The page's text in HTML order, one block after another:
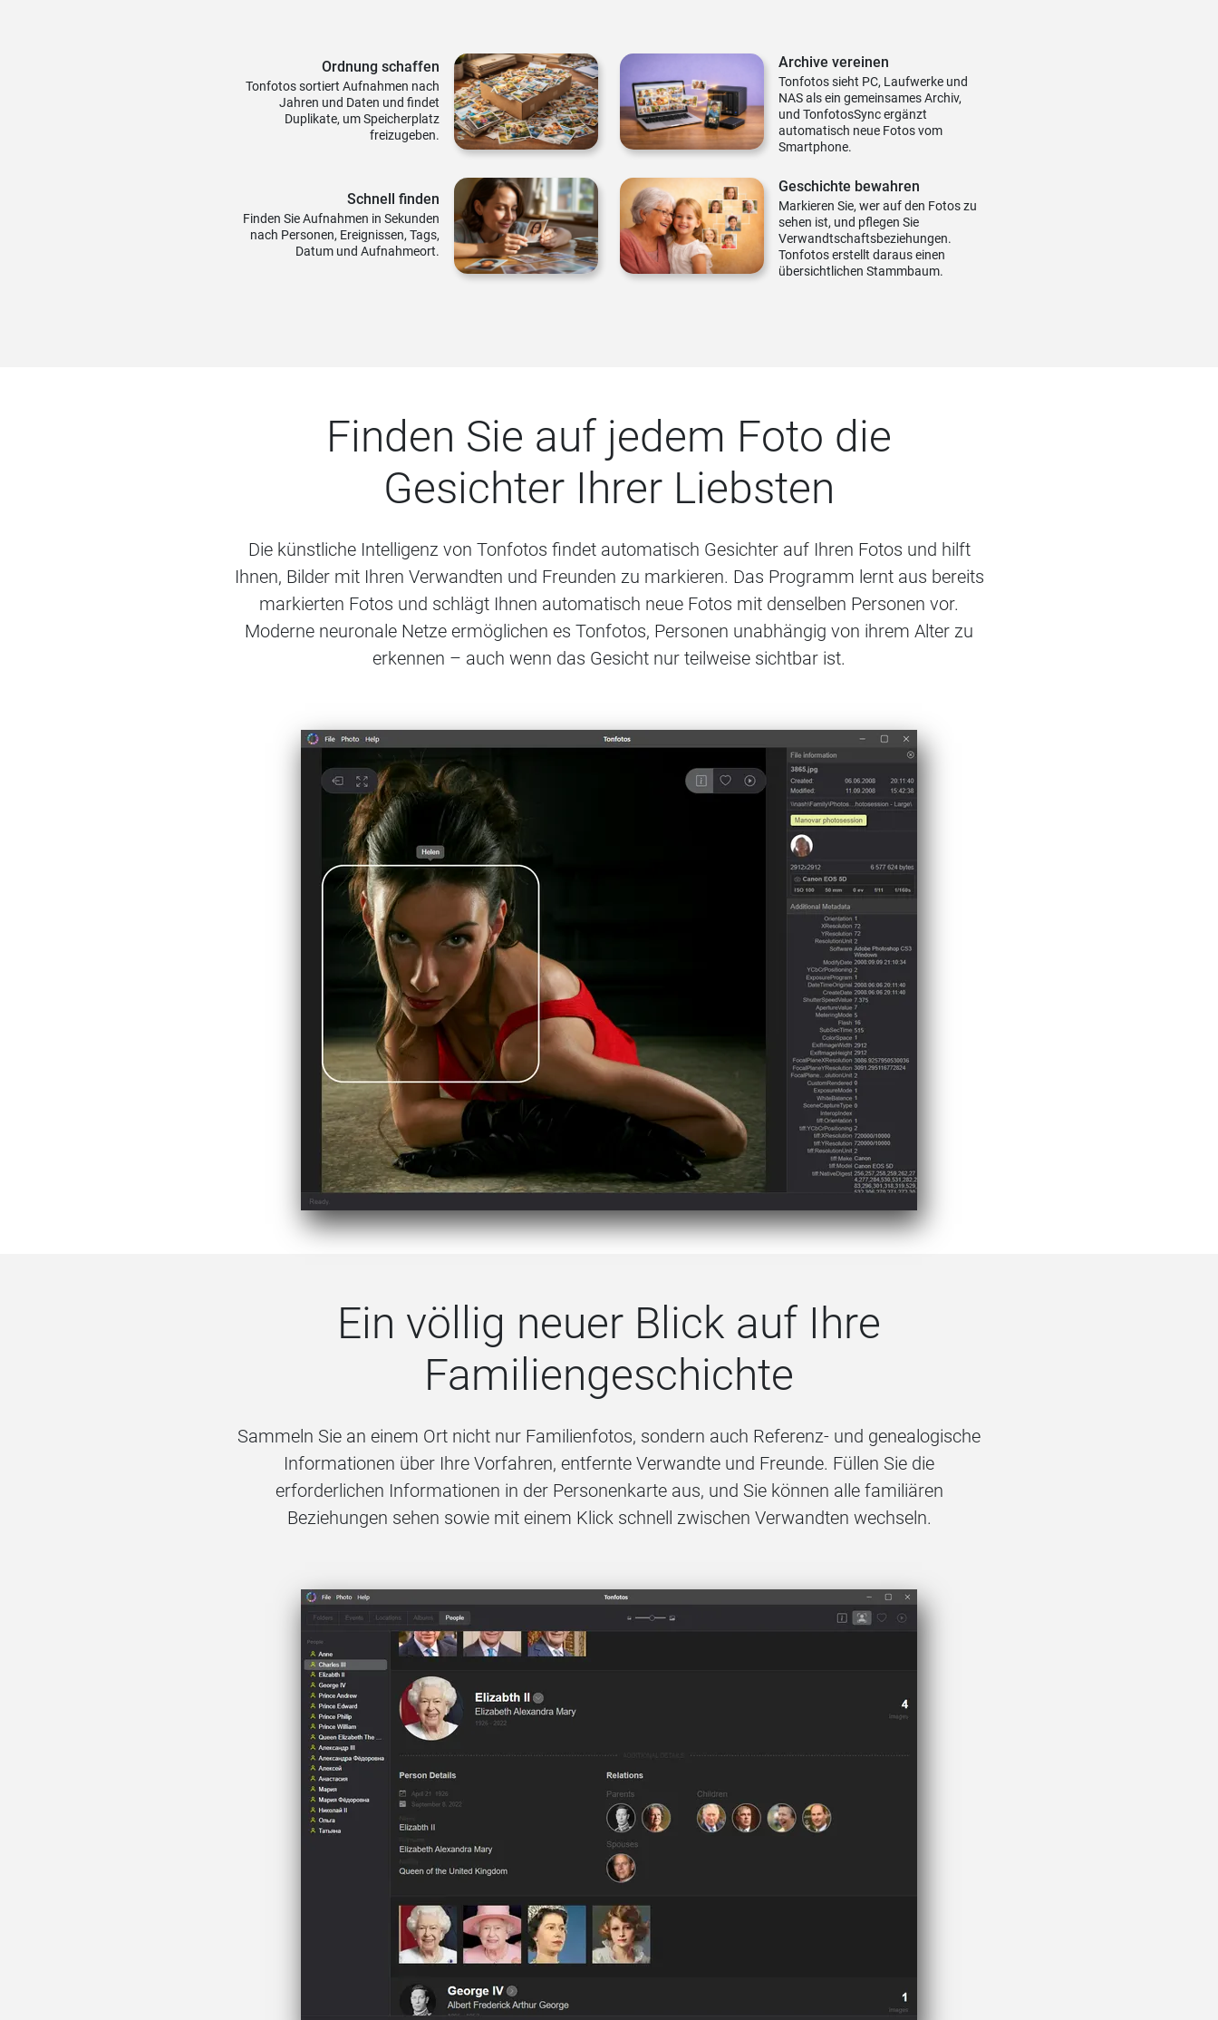
Ordnung schaffen
Tonfotos sortiert Aufnahmen nach
Jahren und Daten und findet
Duplikate, um Speicherplatz
freizugeben.
Archive vereinen
Tonfotos sieht PC, Laufwerke und
NAS als ein gemeinsames Archiv,
und TonfotosSync ergänzt
automatisch neue Fotos vom
Smartphone.
Schnell finden
Finden Sie Aufnahmen in Sekunden
nach Personen, Ereignissen, Tags,
Datum und Aufnahmeort.
Geschichte bewahren
Markieren Sie, wer auf den Fotos zu
sehen ist, und pflegen Sie
Verwandtschaftsbeziehungen.
Tonfotos erstellt daraus einen
übersichtlichen Stammbaum.
Finden Sie auf jedem Foto die
Gesichter Ihrer Liebsten
Die künstliche Intelligenz von Tonfotos findet automatisch Gesichter auf Ihren Fotos und hilft
Ihnen, Bilder mit Ihren Verwandten und Freunden zu markieren. Das Programm lernt aus bereits
markierten Fotos und schlägt Ihnen automatisch neue Fotos mit denselben Personen vor.
Moderne neuronale Netze ermöglichen es Tonfotos, Personen unabhängig von ihrem Alter zu
erkennen – auch wenn das Gesicht nur teilweise sichtbar ist.
Ein völlig neuer Blick auf Ihre
Familiengeschichte
Sammeln Sie an einem Ort nicht nur Familienfotos, sondern auch Referenz- und genealogische
Informationen über Ihre Vorfahren, entfernte Verwandte und Freunde. Füllen Sie die
erforderlichen Informationen in der Personenkarte aus, und Sie können alle familiären
Beziehungen sehen sowie mit einem Klick schnell zwischen Verwandten wechseln.